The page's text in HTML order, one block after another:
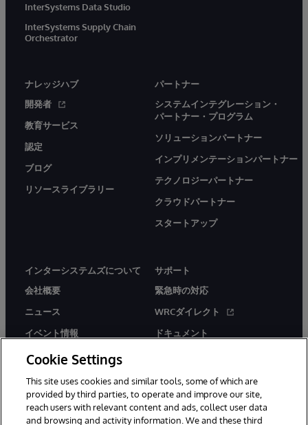
InterSystems Data Studio
InterSystems Supply Chain
Orchestrator
ナレッジハブ
開発者
教育サービス
認定
ブログ
リソースライブラリー
パートナー
システムインテグレーション・
パートナー・プログラム
ソリューションパートナー
インプリメンテーションパートナー
テクノロジーパートナー
クラウドパートナー
スタートアップ
インターシステムズについて
会社概要
ニュース
イベント情報
採用情報
サポート
緊急時の対応
WRCダイレクト
ドキュメント
Cookie Settings
This site uses cookies and similar tools, some of which are
provided by third parties, to operate and improve our site,
reach users with relevant content and ads, collect user data
and browsing and activity information. We and these third